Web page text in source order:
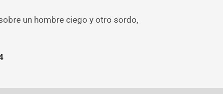
un hombre ciego y otro sordo,